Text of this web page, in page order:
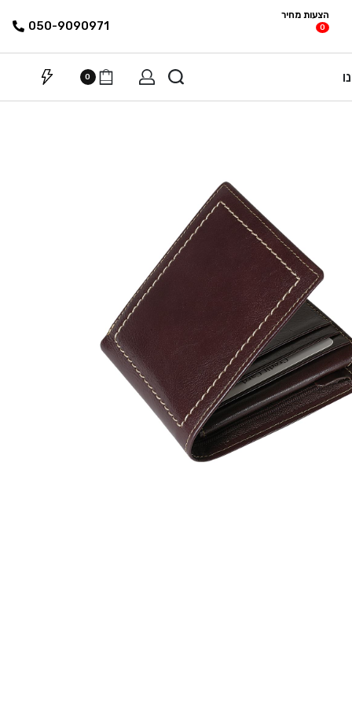
הצעות מחיר
0 פריטים 050-9090971
0